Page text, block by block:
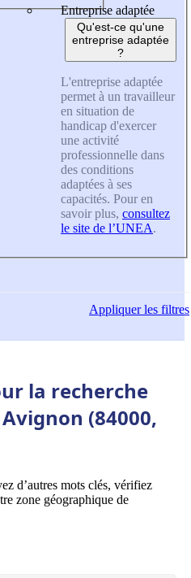
Entreprise adaptée
Qu'est-ce qu'une
entreprise adaptée
?
L'entreprise adaptée
permet à un travailleur
en situation de
handicap d'exercer
une activité
professionnelle dans
des conditions
adaptées à ses
capacités. Pour en
savoir plus, consultez
le site de l’UNEA.
Appliquerles filtres
la recherche
(84000,
d’autres mots clés, vérifiez
zone géographique de